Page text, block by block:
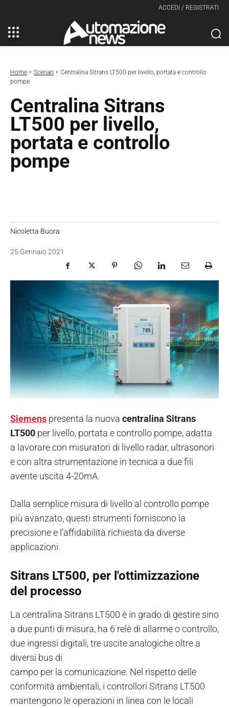
ACCEDI / REGISTRATI
Home Scenari
Centralina Sitrans LT500 per livello, portata e controllo
pompe
Centralina Sitrans
LT500 per livello,
portata e controllo
pompe
Nicoletta Buora
25 Gennaio 2021
Siemens presenta la nuova centralina Sitrans
LT500 per livello, portata e controllo pompe, adatta
a lavorare con misuratori di livello radar, ultrasonori
e con altra strumentazione in tecnica a due fili
avente uscita 4-20mA.
Dalla semplice misura di livello al controllo pompe
più avanzato, questi strumenti forniscono la
precisione e l’affidabilità richiesta da diverse
applicazioni.
Sitrans LT500, per l'ottimizzazione
del processo
La centralina Sitrans LT500 è in grado di gestire sino
a due punti di misura, ha 6 relè di allarme o controllo,
due ingressi digitali, tre uscite analogiche oltre a
diversi bus di
campo per la comunicazione. Nel rispetto delle
conformità ambientali, i controllori Sitrans LT500
mantengono le operazioni in linea con le locali